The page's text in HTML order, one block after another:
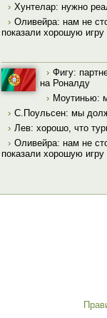
› Хунтелар: нужно
› Оливейра: нам не
показали хорошую игру
› Фигу:
на Роналду
› Моутинью:
› С.Поульсен: мы
› Лев: хорошо, что
› Оливейра: нам не
показали хорошую игру